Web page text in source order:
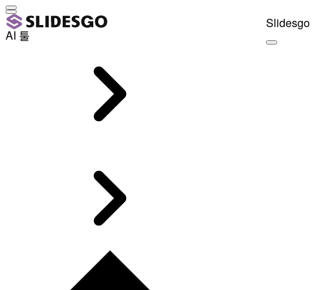
AI 툴